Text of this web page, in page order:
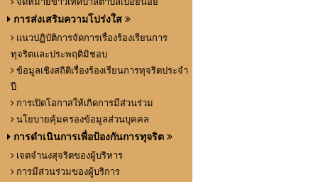
การส่งเสริมความโปร่งใส
แนวปฏิบัติการจัดการเรื่องร้องเรียนการ
ทุจริตและประพฤติมิชอบ
ข้อมูลเชิงสถิติเรื่องร้องเรียนการทุจริตประจำ
ปี
การเปิดโอกาสให้เกิดการมีส่วนร่วม
นโยบายคุ้มครองข้อมูลส่วนบุคคล
การดำเนินการเพื่อป้องกันการทุจริต
เจตจำนงสุจริตของผู้บริหาร
การมีส่วนร่วมของผู้บริการ